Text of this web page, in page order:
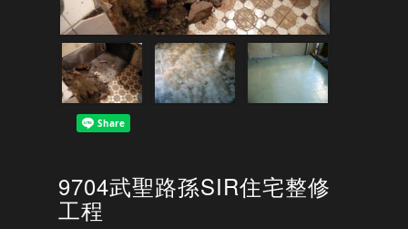
9704武聖路孫SIR住宅整修
工程